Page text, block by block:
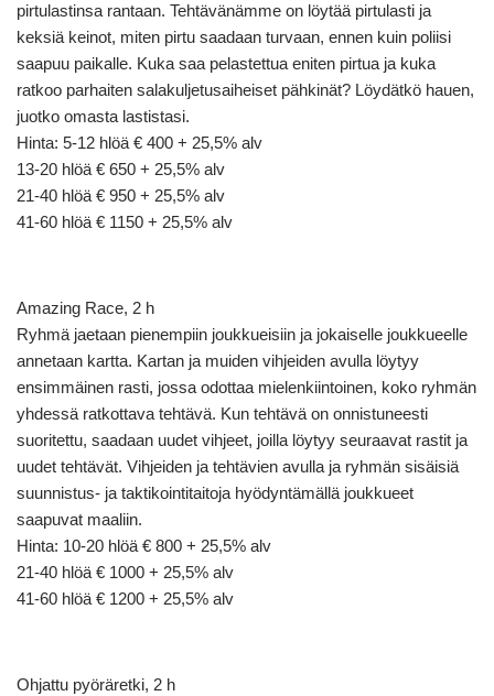
pirtulastinsa rantaan. Tehtävänämme on löytää pirtulasti ja
keksiä keinot, miten pirtu saadaan turvaan, ennen kuin poliisi
saapuu paikalle. Kuka saa pelastettua eniten pirtua ja kuka
ratkoo parhaiten salakuljetusaiheiset pähkinät? Löydätkö hauen,
juotko omasta lastistasi.
Hinta: 5-12 hlöä € 400 + 25,5% alv
13-20 hlöä € 650 + 25,5% alv
21-40 hlöä € 950 + 25,5% alv
41-60 hlöä € 1150 + 25,5% alv
Amazing Race, 2 h
Ryhmä jaetaan pienempiin joukkueisiin ja jokaiselle joukkueelle
annetaan kartta. Kartan ja muiden vihjeiden avulla löytyy
ensimmäinen rasti, jossa odottaa mielenkiintoinen, koko ryhmän
yhdessä ratkottava tehtävä. Kun tehtävä on onnistuneesti
suoritettu, saadaan uudet vihjeet, joilla löytyy seuraavat rastit ja
uudet tehtävät. Vihjeiden ja tehtävien avulla ja ryhmän sisäisiä
suunnistus- ja taktikointitaitoja hyödyntämällä joukkueet
saapuvat maaliin.
Hinta: 10-20 hlöä € 800 + 25,5% alv
21-40 hlöä € 1000 + 25,5% alv
41-60 hlöä € 1200 + 25,5% alv
Ohjattu pyöräretki, 2 h